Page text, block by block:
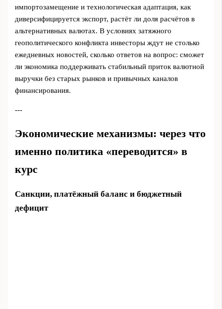
импортозамещение и технологическая адаптация, как
диверсифицируется экспорт, растёт ли доля расчётов в
альтернативных валютах. В условиях затяжного
геополитического конфликта инвесторы ждут не столько
ежедневных новостей, сколько ответов на вопрос: сможет
ли экономика поддерживать стабильный приток валютной
выручки без старых рынков и привычных каналов
финансирования.
---
Экономические механизмы: через что
именно политика «переводится» в
курс
Санкции, платёжный баланс и бюджетный
дефицит